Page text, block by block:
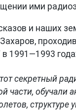
ими
и наших
1991—1993
секретный
части, обучали